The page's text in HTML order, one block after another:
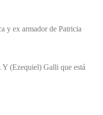
y ex armador de Patricia
(Ezequiel) Galli que está